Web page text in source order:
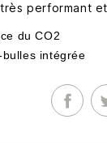
performant
du CO2
intégrée